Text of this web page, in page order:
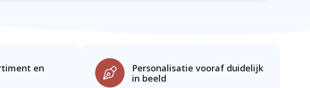
en
Personalisatie vooraf duidelijk
in beeld